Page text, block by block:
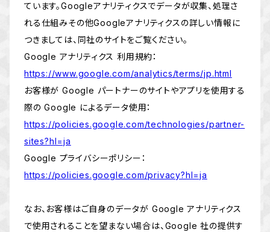
ています。Googleアナリティクスでデータが収集、処理さ
れる仕組みその他Googleアナリティクスの詳しい情報に
つきましては、同社のサイトをご覧ください。
Google アナリティクス 利用規約：
https://www.google.com/analytics/terms/jp.html
お客様が Google パートナーのサイトやアプリを使用する
際の Google によるデータ使用：
https://policies.google.com/technologies/partner-
sites?hl=ja
Google プライバシーポリシー：
https://policies.google.com/privacy?hl=ja
なお、お客様はご自身のデータが Google アナリティクス
で使用されることを望まない場合は、Google 社の提供す